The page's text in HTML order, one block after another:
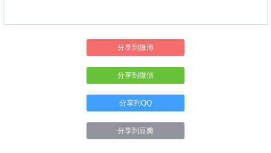
分享到微博
分享到微信
分享到QQ
分享到豆瓣